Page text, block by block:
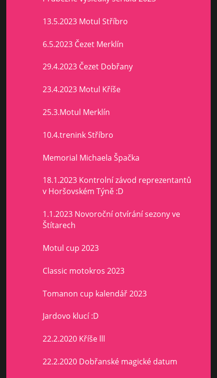
13.5.2023 Motul Stříbro
6.5.2023 Čezet Merklín
29.4.2023 Čezet Dobřany
23.4.2023 Motul Kříše
25.3.Motul Merklín
10.4.trenink Stříbro
Memorial Michaela Špačka
18.1.2023 Kontrolní závod reprezentantů
v Horšovském Týně :D
1.1.2023 Novoroční otvírání sezony ve
Štítarech
Motul cup 2023
Classic motokros 2023
Tomanon cup kalendář 2023
Jardovo klucí :D
22.2.2020 Kříše lll
22.2.2020 Dobřanské magické datum